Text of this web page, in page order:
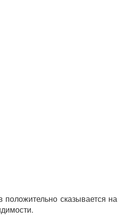
сказывается на